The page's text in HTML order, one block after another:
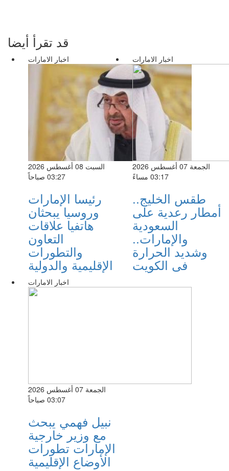
قد تقرأ أيضا
اخبار الامارات
السبت 08 أغسطس 2026
03:27 صباحاً
رئيسا الإمارات
وروسيا يبحثان
هاتفيا علاقات
التعاون
والتطورات
الإقليمية والدولية
اخبار الامارات
الجمعة 07 أغسطس 2026
03:17 مساءً
طقس الخليج..
أمطار رعدية على
السعودية
والإمارات..
وشديد الحرارة
فى الكويت
اخبار الامارات
الجمعة 07 أغسطس 2026
03:07 صباحاً
نبيل فهمي يبحث
مع وزير خارجية
الإمارات تطورات
الأوضاع الإقليمية